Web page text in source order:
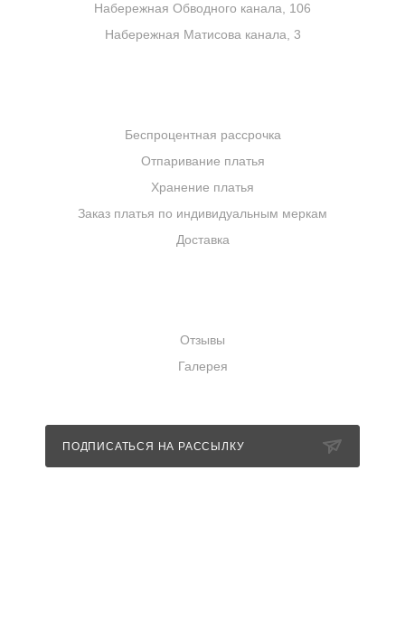
Набережная Обводного канала, 106
Набережная Матисова канала, 3
Беспроцентная рассрочка
Отпаривание платья
Хранение платья
Заказ платья по индивидуальным меркам
Доставка
Отзывы
Галерея
ПОДПИСАТЬСЯ НА РАССЫЛКУ